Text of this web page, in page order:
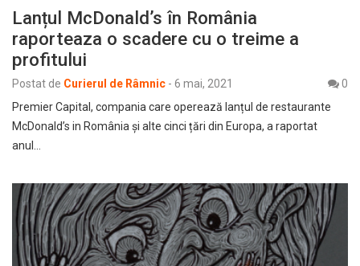
Lanțul McDonald’s în România
raporteaza o scadere cu o treime a
profitului
Postat de Curierul de Râmnic - 6 mai, 2021
0
Premier Capital, compania care operează lanțul de restaurante
McDonald’s in România şi alte cinci țări din Europa, a raportat
anul…